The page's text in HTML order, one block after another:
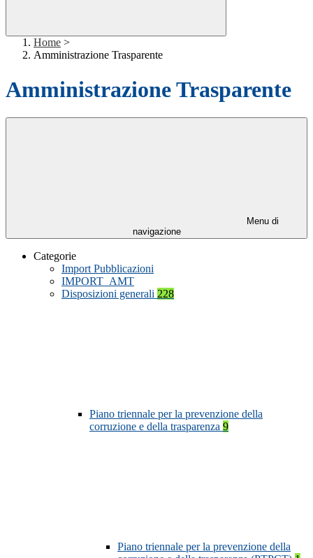
Home >
Amministrazione Trasparente
Amministrazione Trasparente
Menu di
navigazione
Categorie
Import Pubblicazioni
IMPORT_AMT
Disposizioni generali 228
Piano triennale per la prevenzione della
corruzione e della trasparenza 9
Piano triennale per la prevenzione della